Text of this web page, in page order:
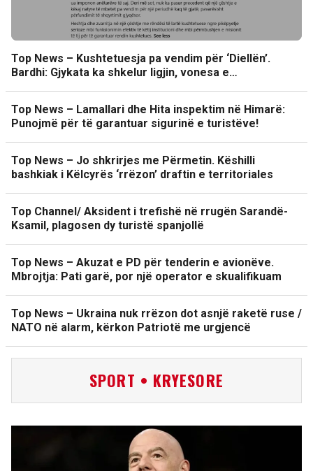
Top News – Kushtetuesja pa vendim për ‘Diellën’.
Bardhi: Gjykata ka shkelur ligjin, vonesa e…
Top News – Lamallari dhe Hita inspektim në Himarë:
Punojmë për të garantuar sigurinë e turistëve!
Top News – Jo shkrirjes me Përmetin. Këshilli
bashkiak i Këlcyrës ‘rrëzon’ draftin e territoriales
Top Channel/ Aksident i trefishë në rrugën Sarandë-
Ksamil, plagosen dy turistë spanjollë
Top News – Akuzat e PD për tenderin e avionëve.
Mbrojtja: Pati garë, por një operator e skualifikuam
Top News – Ukraina nuk rrëzon dot asnjë raketë ruse /
NATO në alarm, kërkon Patriotë me urgjencë
SPORT • KRYESORE